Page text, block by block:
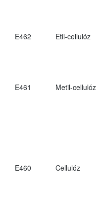
E462 Etil-cellulóz
E461 Metil-cellulóz
E460 Cellulóz